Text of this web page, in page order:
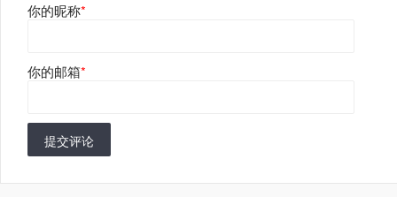
你的昵称*
你的邮箱*
提交评论